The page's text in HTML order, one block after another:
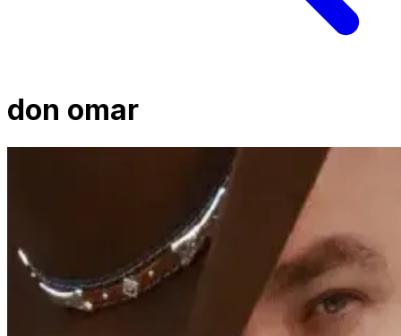
don omar